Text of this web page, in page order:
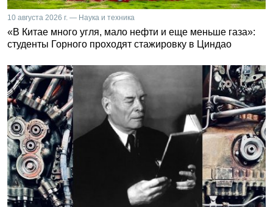
10 августа 2026 г. — Наука и техника
«В Китае много угля, мало нефти и еще меньше газа»:
студенты Горного проходят стажировку в Циндао